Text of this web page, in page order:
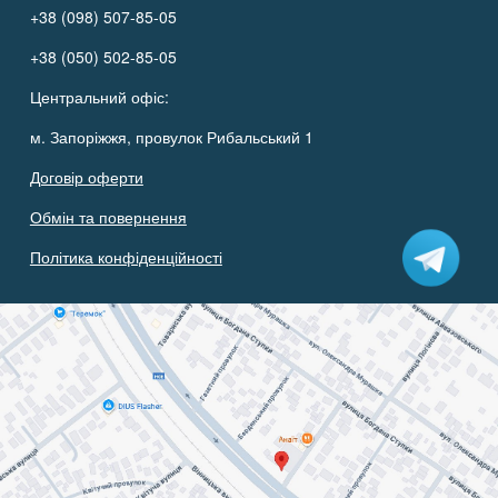
+38 (098) 507-85-05
+38 (050) 502-85-05
Центральний офіс:
м. Запоріжжя, провулок Рибальський 1
Договір оферти
Обмін та повернення
Політика конфіденційності